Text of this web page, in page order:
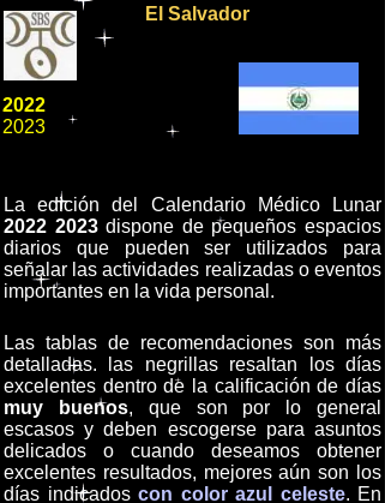
El Salvador
La edición del Calendario Médico Lunar
2022 2023dispone de pequeños espacios
diarios que pueden ser utilizados para
señalar las actividades realizadas o eventos
importantes en la vida personal.
2022
2023
Las tablas de recomendaciones son más
detalladas. las negrillas resaltan los días
excelentes dentro de la calificación de días
muy buenos, que son por lo general
escasos y deben escogerse para asuntos
delicados o cuando deseamos obtener
excelentes resultados, mejores aún son los
días indicados con color azul celeste. En